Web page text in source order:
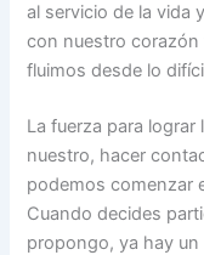
al servicio de la vida
con nuestro
fluimos desde lo
La fuerza para
nuestro, hacer
podemos comenzar
Cuando decides
propongo, ya hay